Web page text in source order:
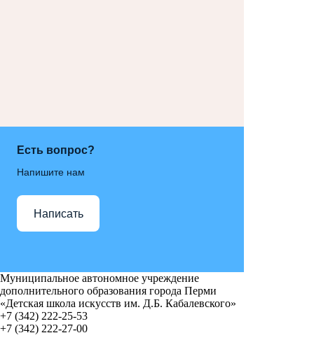
Есть вопрос?
Напишите нам
Написать
Муниципальное автономное учреждение
дополнительного образования города Перми
«Детская школа искусств им. Д.Б. Кабалевского»
+7 (342) 222-25-53
+7 (342) 222-27-00